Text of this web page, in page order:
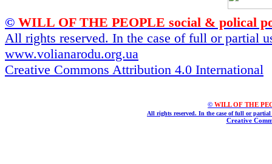
© WILL OF THE PEOPLE social & polical
All rights reserved. In the case of full or partial
www.volianarodu.org.ua
Creative Commons Attribution 4.0 International
© WILL OF THE
All rights reserved. In the case of full or
Creative